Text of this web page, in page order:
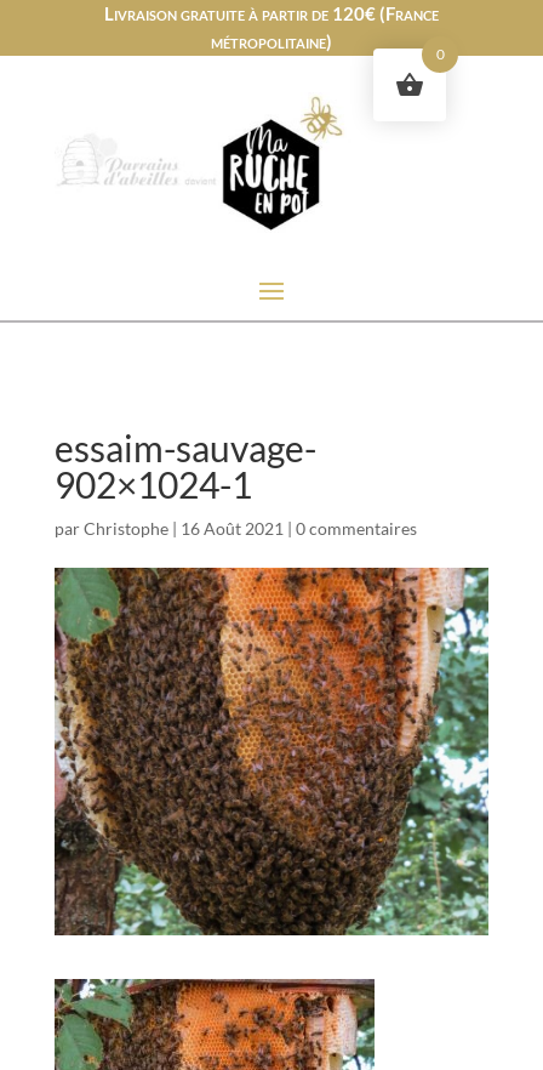
Livraison gratuite à partir de 120€ (France
métropolitaine)
essaim-sauvage-
902×1024-1
parChristophe| 16 Août 2021| 0 commentaires
0